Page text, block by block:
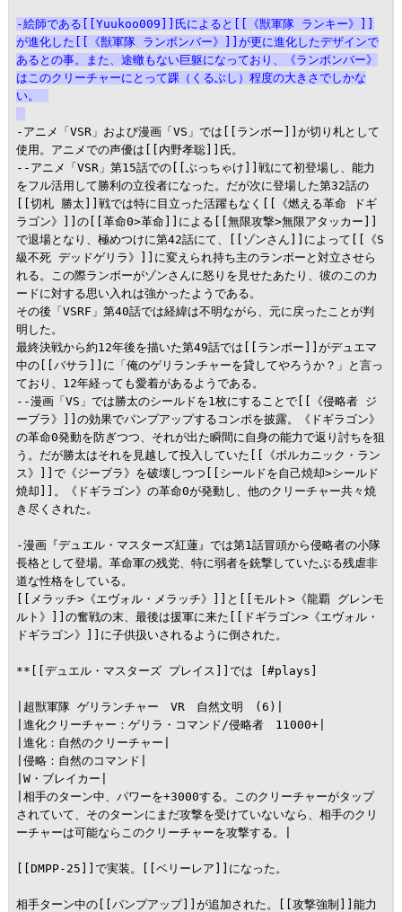
-絵師である[[Yuukoo009]]氏によると[[《獣軍隊 ランキー》]]
が進化した[[《獣軍隊 ランボンバー》]]が更に進化したデザインで
あるとの事。また、途轍もない巨躯になっており、《ランボンバー》
はこのクリーチャーにとって踝（くるぶし）程度の大きさでしかな
い。
-アニメ「VSR」および漫画「VS」では[[ランボー]]が切り札として
使用。アニメでの声優は[[内野孝聡]]氏。
--アニメ「VSR」第15話での[[ぶっちゃけ]]戦にて初登場し、能力
をフル活用して勝利の立役者になった。だが次に登場した第32話の
[[切札 勝太]]戦では特に目立った活躍もなく[[《燃える革命 ドギ
ラゴン》]]の[[革命0>革命]]による[[無限攻撃>無限アタッカー]]
で退場となり、極めつけに第42話にて、[[ゾンさん]]によって[[《S
級不死 デッドゲリラ》]]に変えられ持ち主のランボーと対立させら
れる。この際ランボーがゾンさんに怒りを見せたあたり、彼のこのカ
ードに対する思い入れは強かったようである。
その後「VSRF」第40話では経緯は不明ながら、元に戻ったことが判
明した。
最終決戦から約12年後を描いた第49話では[[ランボー]]がデュエマ
中の[[バサラ]]に「俺のゲリランチャーを貸してやろうか？」と言っ
ており、12年経っても愛着があるようである。
--漫画「VS」では勝太のシールドを1枚にすることで[[《侵略者 ジ
ーブラ》]]の効果でパンプアップするコンボを披露。《ドギラゴン》
の革命0発動を防ぎつつ、それが出た瞬間に自身の能力で返り討ちを狙
う。だが勝太はそれを見越して投入していた[[《ボルカニック・ラン
ス》]]で《ジーブラ》を破壊しつつ[[シールドを自己焼却>シールド
焼却]]。《ドギラゴン》の革命0が発動し、他のクリーチャー共々焼
き尽くされた。
-漫画『デュエル・マスターズ紅蓮』では第1話冒頭から侵略者の小隊
長格として登場。革命軍の残党、特に弱者を銃撃していたぶる残虐非
道な性格をしている。
[[メラッチ>《エヴォル・メラッチ》]]と[[モルト>《龍覇 グレンモ
ルト》]]の奮戦の末、最後は援軍に来た[[ドギラゴン>《エヴォル・
ドギラゴン》]]に子供扱いされるように倒された。
**[[デュエル・マスターズ プレイス]]では [#plays]
|超獣軍隊 ゲリランチャー　VR　自然文明　(6)|
|進化クリーチャー：ゲリラ・コマンド/侵略者　11000+|
|進化：自然のクリーチャー|
|侵略：自然のコマンド|
|W・ブレイカー|
|相手のターン中、パワーを+3000する。このクリーチャーがタップ
されていて、そのターンにまだ攻撃を受けていないなら、相手のクリ
ーチャーは可能ならこのクリーチャーを攻撃する。|
[[DMPP-25]]で実装。[[ベリーレア]]になった。
相手ターン中の[[パンプアップ]]が追加された。[[攻撃強制]]能力